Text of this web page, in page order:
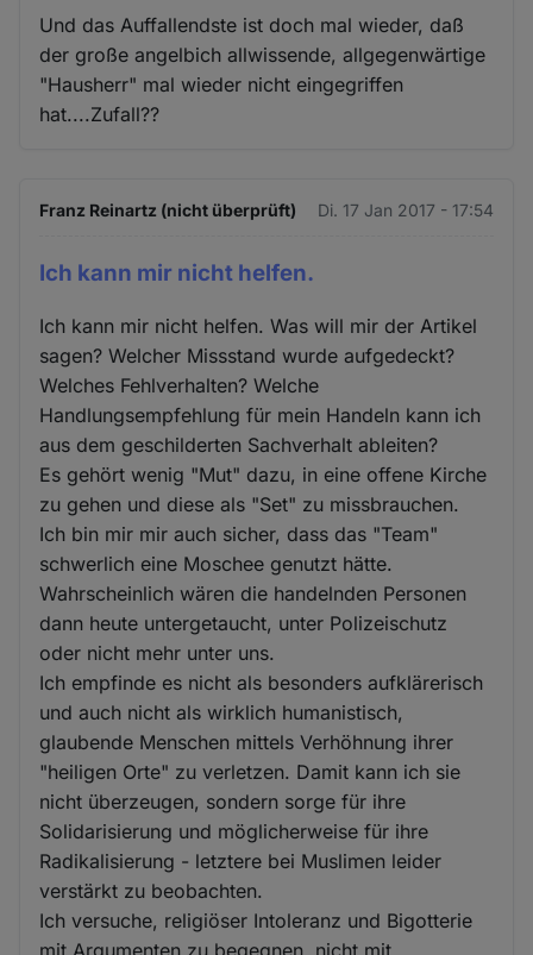
Und das Auffallendste ist doch mal wieder, daß
der große angelbich allwissende, allgegenwärtige
"Hausherr" mal wieder nicht eingegriffen
hat....Zufall??
Franz Reinartz (nicht überprüft) Di. 17 Jan 2017 - 17:54
Ich kann mir nicht helfen.
Ich kann mir nicht helfen. Was will mir der Artikel
sagen? Welcher Missstand wurde aufgedeckt?
Welches Fehlverhalten? Welche
Handlungsempfehlung für mein Handeln kann ich
aus dem geschilderten Sachverhalt ableiten?
Es gehört wenig "Mut" dazu, in eine offene Kirche
zu gehen und diese als "Set" zu missbrauchen.
Ich bin mir mir auch sicher, dass das "Team"
schwerlich eine Moschee genutzt hätte.
Wahrscheinlich wären die handelnden Personen
dann heute untergetaucht, unter Polizeischutz
oder nicht mehr unter uns.
Ich empfinde es nicht als besonders aufklärerisch
und auch nicht als wirklich humanistisch,
glaubende Menschen mittels Verhöhnung ihrer
"heiligen Orte" zu verletzen. Damit kann ich sie
nicht überzeugen, sondern sorge für ihre
Solidarisierung und möglicherweise für ihre
Radikalisierung - letztere bei Muslimen leider
verstärkt zu beobachten.
Ich versuche, religiöser Intoleranz und Bigotterie